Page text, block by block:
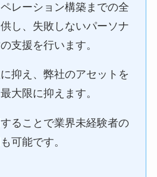
レーション構築までの全
し、失敗しないパーソナ
支援を行います。
抑え、弊社のアセットを
大限に抑えます。
ることで業界未経験者の
可能です。